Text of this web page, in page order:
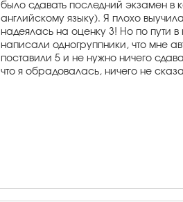
было сдавать последний экзамен в
английскому языку). Я плохо
надеялась на оценку 3! Но по пути
написали одногруппники, что мне
поставили 5 и не нужно ничего
что я обрадовалась, ничего не